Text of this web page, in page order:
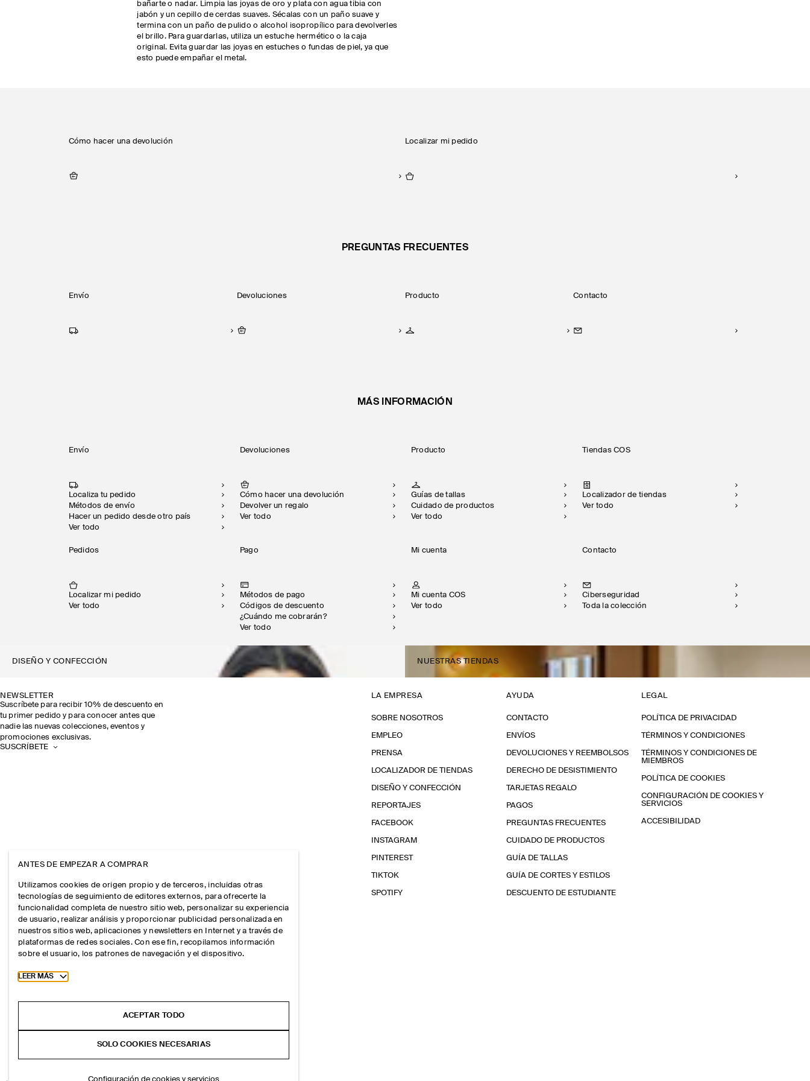
bañarte o nadar. Limpia las joyas de oro y plata con agua tibia con
jabón y un cepillo de cerdas suaves. Sécalas con un paño suave y
termina con un paño de pulido o alcohol isopropílico para devolverles
el brillo. Para guardarlas, utiliza un estuche hermético o la caja
original. Evita guardar las joyas en estuches o fundas de piel, ya que
esto puede empañar el metal.
Cómo hacer una devolución Localizar mi pedido
PREGUNTAS FRECUENTES
Envío Devoluciones Producto Contacto
MÁS INFORMACIÓN
Envío
Localiza tu pedido
Métodos de envío
Hacer un pedido desde otro país
Ver todo
Devoluciones
Cómo hacer una devolución
Devolver un regalo
Ver todo
Producto
Guías de tallas
Cuidado de productos
Ver todo
Tiendas COS
Localizador de tiendas
Ver todo
Pedidos
Localizar mi pedido
Ver todo
Pago
Métodos de pago
Códigos de descuento
¿Cuándo me cobrarán?
Ver todo
Mi cuenta
Mi cuenta COS
Ver todo
Contacto
Ciberseguridad
Toda la colección
DISEÑO Y CONFECCIÓN NUESTRAS TIENDAS
NEWSLETTER
Suscríbete para recibir 10% de descuento en
tu primer pedido y para conocer antes que
nadie las nuevas colecciones, eventos y
promociones exclusivas.
SUSCRÍBETE
LA EMPRESA
SOBRE NOSOTROS
EMPLEO
PRENSA
LOCALIZADOR DE TIENDAS
DISEÑO Y CONFECCIÓN
REPORTAJES
FACEBOOK
INSTAGRAM
PINTEREST
TIKTOK
SPOTIFY
AYUDA
CONTACTO
ENVÍOS
DEVOLUCIONES Y REEMBOLSOS
DERECHO DE DESISTIMIENTO
TARJETAS REGALO
PAGOS
PREGUNTAS FRECUENTES
CUIDADO DE PRODUCTOS
GUÍA DE TALLAS
GUÍA DE CORTES Y ESTILOS
DESCUENTO DE ESTUDIANTE
LEGAL
POLÍTICA DE PRIVACIDAD
TÉRMINOS Y CONDICIONES
TÉRMINOS Y CONDICIONES DE
MIEMBROS
POLÍTICA DE COOKIES
CONFIGURACIÓN DE COOKIES Y
SERVICIOS
ACCESIBILIDAD
ANTES DE EMPEZAR A COMPRAR
Utilizamos cookies de origen propio y de terceros, incluidas otras
tecnologías de seguimiento de editores externos, para ofrecerte la
funcionalidad completa de nuestro sitio web, personalizar su experiencia
de usuario, realizar análisis y proporcionar publicidad personalizada en
nuestros sitios web, aplicaciones y newsletters en Internet y a través de
plataformas de redes sociales. Con ese fin, recopilamos información
sobre el usuario, los patrones de navegación y el dispositivo.
Toggle more cookie information
LEER MÁS
ACEPTAR TODO
SOLO COOKIES NECESARIAS